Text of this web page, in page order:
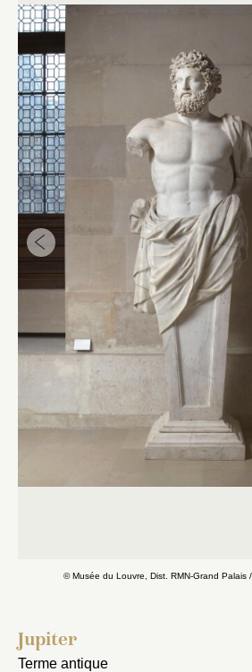
© Musée du Louvre, Dist. RMN-Grand Palais
Jupiter
Terme antique